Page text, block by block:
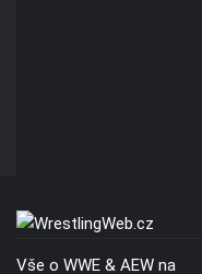
Vše o WWE & AEW na